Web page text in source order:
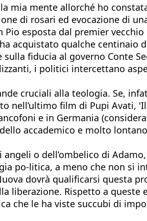
mia mente allorché ho
di rosari ed evocazione di
esposta dal premier
acquistato qualche centinaio
fiducia al governo Conte
i politici intercettano
cruciali alla teologia. Se,
nell’ultimo film di Pupi Avati,
e in Germania
accademico e molto
o dell’ombelico di
po-litica, a meno che non si
dovrà qualificarsi questa
liberazione. Rispetto a queste
che le ha viste succubi di